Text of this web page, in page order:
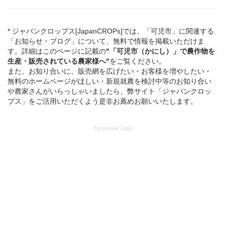
* ジャパンクロップス[JapanCROPs]では、「可児市」に関連する
「お知らせ・ブログ」について、無料で情報を掲載いただけま
す。詳細はこのページに記載の"「可児市（かにし）」 で農作物を
生産・販売されている農家様へ"をご覧ください。
また、お知り合いに、販売網を広げたい・お客様を増やしたい・
無料のホームページがほしい・新規就農を検討中等のお知り合い
や農家さんがいらっしゃいましたら、弊サイト「ジャパンクロッ
プス」をご活用いただくよう是非お薦めお願いいたします。
Sponsored Link